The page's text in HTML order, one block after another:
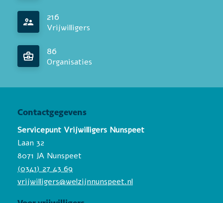
216
Vrijwilligers
86
Organisaties
Contactgegevens
Servicepunt Vrijwilligers Nunspeet
Laan 32
8071 JA Nunspeet
(0341) 27 43 69
vrijwilligers@welzijnnunspeet.nl